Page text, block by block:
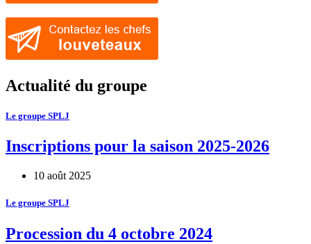
Actualité du groupe
Le groupe SPLJ
Inscriptions pour la saison 2025-2026
10 août 2025
Le groupe SPLJ
Procession du 4 octobre 2024